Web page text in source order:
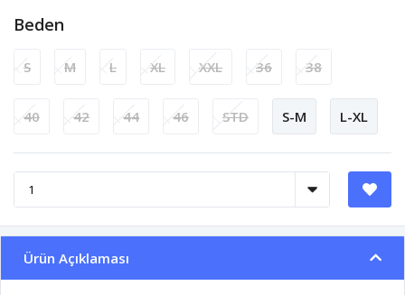
Beden
S M L XL XXL 36 38
40 42 44 46 STD S-M L-XL
Ürün Açıklaması